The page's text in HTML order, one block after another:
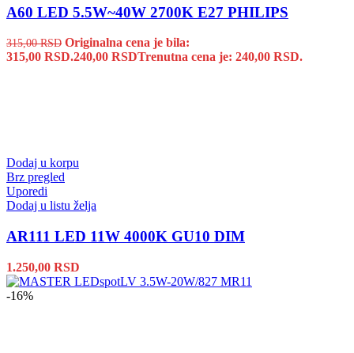
A60 LED 5.5W~40W 2700K E27 PHILIPS
315,00RSD Originalna cena je bila:
315,00 RSD.240,00 RSDTrenutna cena je: 240,00 RSD.
Dodaj u korpu
Brz pregled
Uporedi
Dodaj u listu želja
AR111 LED 11W 4000K GU10 DIM
1.250,00 RSD
-16%